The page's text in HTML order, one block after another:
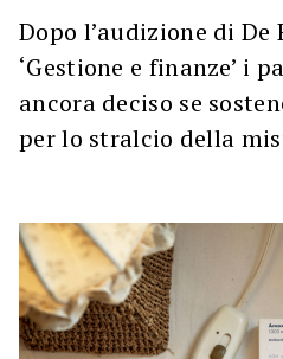
Dopo l’audizione di De
‘Gestione e finanze’ i
ancora deciso se
per lo stralcio della